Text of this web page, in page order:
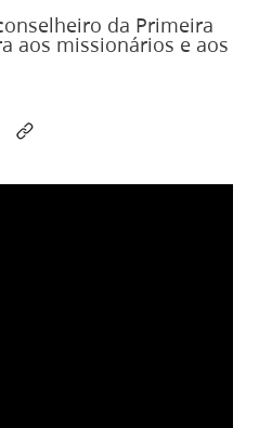
da Primeira
aos missionários e aos